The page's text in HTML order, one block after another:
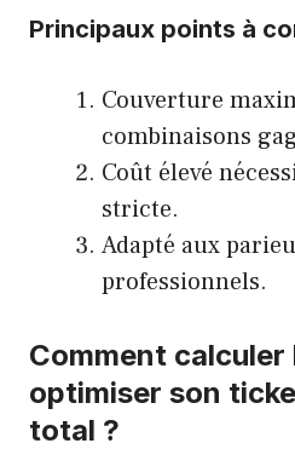
Principaux points à
Couverture
combinaisons
Coût élevé
stricte.
Adapté aux
professionnels.
Comment
optimiser son
total ?